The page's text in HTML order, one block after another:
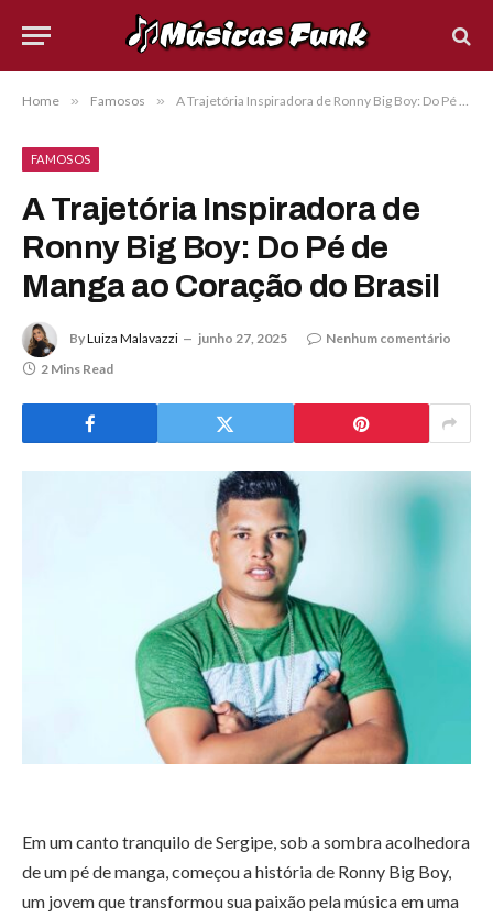
Home » Famosos » A Trajetória Inspiradora de Ronny Big Boy: Do Pé de Manga ao Coração do Brasil
FAMOSOS
A Trajetória Inspiradora de
Ronny Big Boy: Do Pé de
Manga ao Coração do Brasil
ByLuiza Malavazzi junho 27, 2025
Nenhum comentário
2 Mins Read
Em um canto tranquilo de Sergipe, sob a sombra acolhedora
de um pé de manga, começou a história de Ronny Big Boy,
um jovem que transformou sua paixão pela música em uma